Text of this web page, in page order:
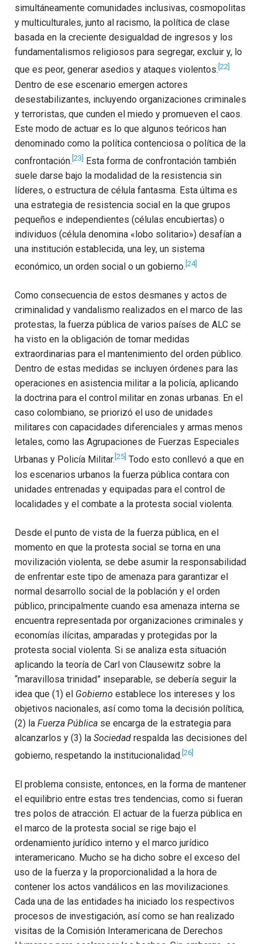
simultáneamente comunidades inclusivas, cosmopolitas
y multiculturales, junto al racismo, la política de clase
basada en la creciente desigualdad de ingresos y los
fundamentalismos religiosos para segregar, excluir y, lo
que es peor, generar asedios y ataques violentos. [22]
Dentro de ese escenario emergen actores
desestabilizantes, incluyendo organizaciones criminales
y terroristas, que cunden el miedo y promueven el caos.
Este modo de actuar es lo que algunos teóricos han
denominado como la política contenciosa o política de la
confrontación. [23] Esta forma de confrontación también
suele darse bajo la modalidad de la resistencia sin
líderes, o estructura de célula fantasma. Esta última es
una estrategia de resistencia social en la que grupos
pequeños e independientes (células encubiertas) o
individuos (célula denomina «lobo solitario») desafían a
una institución establecida, una ley, un sistema
económico, un orden social o un gobierno. [24]
Como consecuencia de estos desmanes y actos de
criminalidad y vandalismo realizados en el marco de las
protestas, la fuerza pública de varios países de ALC se
ha visto en la obligación de tomar medidas
extraordinarias para el mantenimiento del orden público.
Dentro de estas medidas se incluyen órdenes para las
operaciones en asistencia militar a la policía, aplicando
la doctrina para el control militar en zonas urbanas. En el
caso colombiano, se priorizó el uso de unidades
militares con capacidades diferenciales y armas menos
letales, como las Agrupaciones de Fuerzas Especiales
Urbanas y Policía Militar. [25] Todo esto conllevó a que en
los escenarios urbanos la fuerza pública contara con
unidades entrenadas y equipadas para el control de
localidades y el combate a la protesta social violenta.
Desde el punto de vista de la fuerza pública, en el
momento en que la protesta social se torna en una
movilización violenta, se debe asumir la responsabilidad
de enfrentar este tipo de amenaza para garantizar el
normal desarrollo social de la población y el orden
público, principalmente cuando esa amenaza interna se
encuentra representada por organizaciones criminales y
economías ilícitas, amparadas y protegidas por la
protesta social violenta. Si se analiza esta situación
aplicando la teoría de Carl von Clausewitz sobre la
“maravillosa trinidad” inseparable, se debería seguir la
idea que (1) el Gobierno establece los intereses y los
objetivos nacionales, así como toma la decisión política,
(2) la Fuerza Pública se encarga de la estrategia para
alcanzarlos y (3) la Sociedad respalda las decisiones del
gobierno, respetando la institucionalidad. [26]
El problema consiste, entonces, en la forma de mantener
el equilibrio entre estas tres tendencias, como si fueran
tres polos de atracción. El actuar de la fuerza pública en
el marco de la protesta social se rige bajo el
ordenamiento jurídico interno y el marco jurídico
interamericano. Mucho se ha dicho sobre el exceso del
uso de la fuerza y la proporcionalidad a la hora de
contener los actos vandálicos en las movilizaciones.
Cada una de las entidades ha iniciado los respectivos
procesos de investigación, así como se han realizado
visitas de la Comisión Interamericana de Derechos